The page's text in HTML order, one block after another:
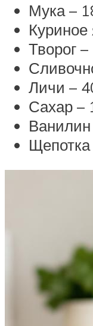
Мука –
Творог –
Личи –
Сахар –
Ванилин
Щепотка